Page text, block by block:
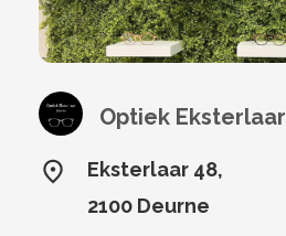
Optiek Eksterlaar
Eksterlaar 48,
2100 Deurne